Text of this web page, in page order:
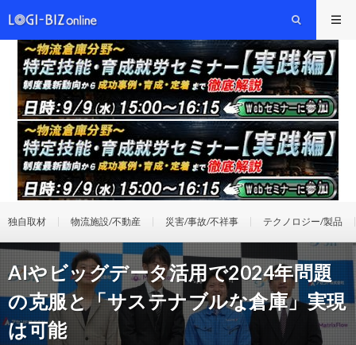
独自取材 物流施設/不動産 災害/事故/不祥事 テクノロジー/製品
AIやビッグデータ活用で2024年問題
の克服と「サステナブルな倉庫」実現
は可能